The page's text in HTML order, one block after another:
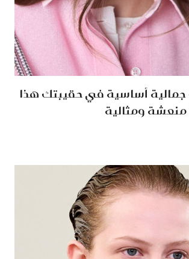
جمالية أساسية في حقيبتك هذا
ومثالية